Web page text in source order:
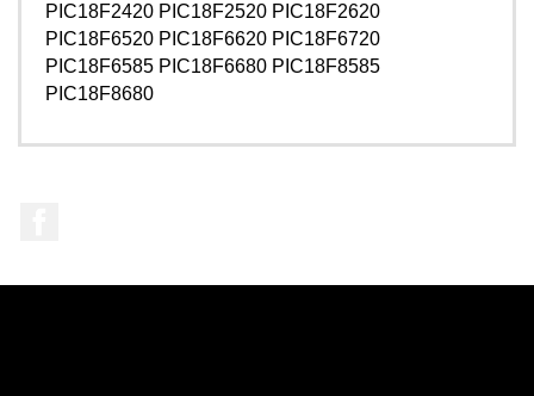
PIC18F2420 PIC18F2520 PIC18F2620
PIC18F6520 PIC18F6620 PIC18F6720
PIC18F6585 PIC18F6680 PIC18F8585
PIC18F8680